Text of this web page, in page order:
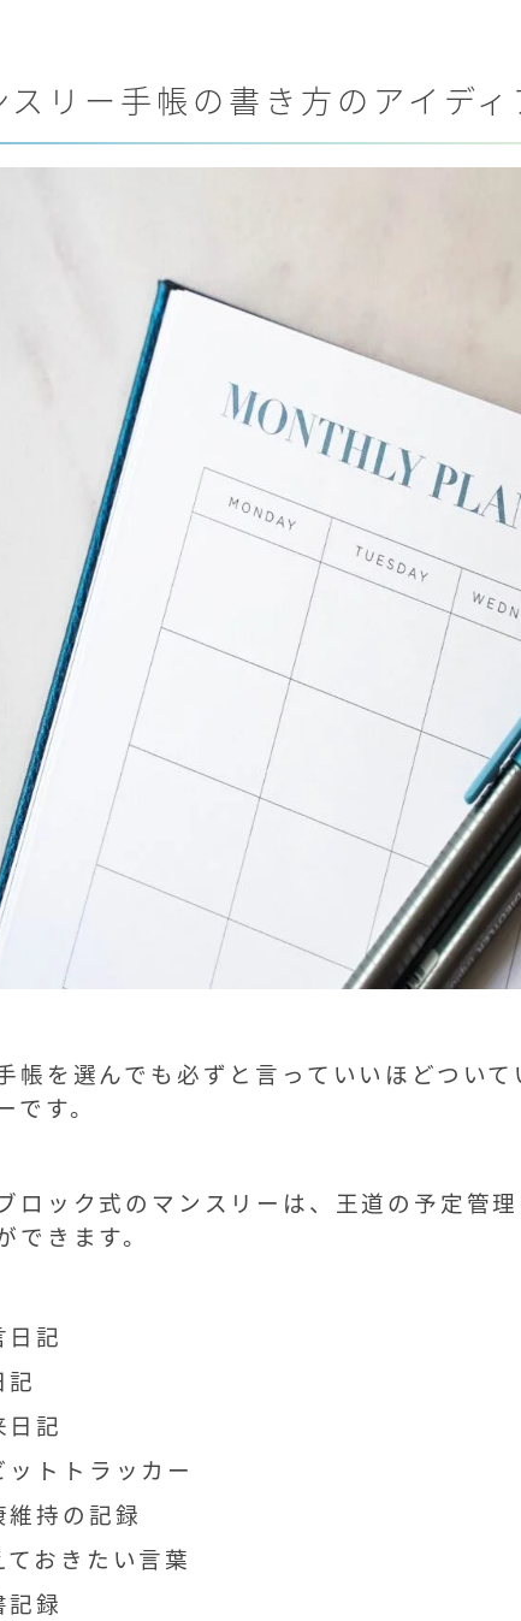
スリー手帳の書き方のアイデ
帳を選んでも必ずと言っていいほどつい
です。
ロック式のマンスリーは、王道の予定管
できます。
日記
記
日記
ットトラッカー
維持の記録
ておきたい言葉
記録